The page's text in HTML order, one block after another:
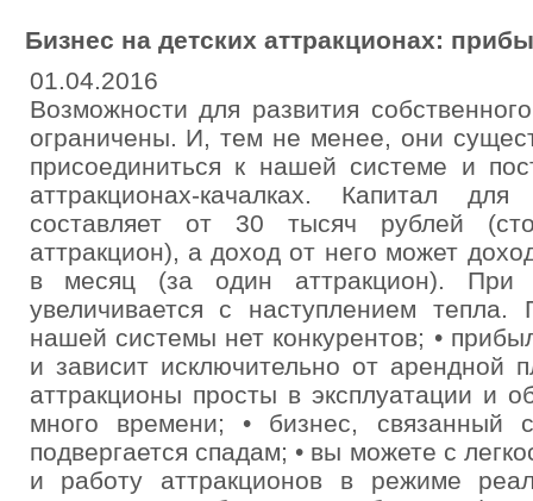
Бизнес на детских аттракционах:
01.04.2016
Возможности для развития
ограничены. И, тем не менее, они
присоединиться к нашей системе и
аттракционах-качалках. Капитал
составляет от 30 тысяч рублей
аттракцион), а доход от него может
в месяц (за один аттракцион). При
увеличивается с наступлением
нашей системы нет конкурентов; •
и зависит исключительно от арендной
аттракционы просты в эксплуатации и
много времени; • бизнес, связанный
подвергается спадам; • вы можете с
и работу аттракционов в режиме